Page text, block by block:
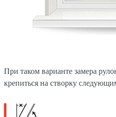
При таком варианте замера
крепиться на створку